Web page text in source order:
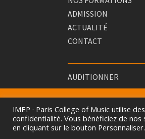
ADMISSION
ACTUALITÉ
CONTACT
AUDITIONNER
IMEP · Paris College of Music utilise
confidentialité. Vous bénéficiez de
en cliquant sur le bouton Personnaliser.